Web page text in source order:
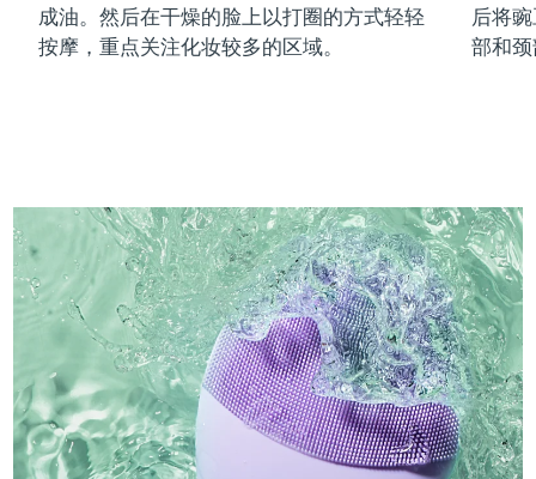
成油。然后在干燥的脸上以打圈的方式轻轻
按摩，重点关注化妆较多的区域。
后将
部和